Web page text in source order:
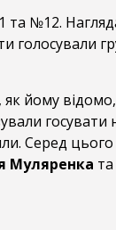
та №12.
голосували
як йому
госувати
Серед цього
Муляренка